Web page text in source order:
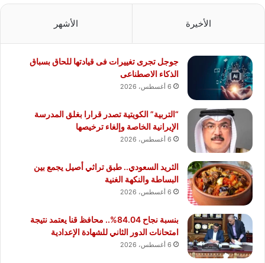
الأخيرة الأشهر
جوجل تجرى تغييرات فى قيادتها للحاق بسباق
الذكاء الاصطناعى
6 أغسطس، 2026
“التربية” الكويتية تصدر قرارا بغلق المدرسة
الإيرانية الخاصة وإلغاء ترخيصها
6 أغسطس، 2026
الثريد السعودي.. طبق تراثي أصيل يجمع بين
البساطة والنكهة الغنية
6 أغسطس، 2026
بنسبة نجاح 84.04%.. محافظ قنا يعتمد نتيجة
امتحانات الدور الثاني للشهادة الإعدادية
6 أغسطس، 2026